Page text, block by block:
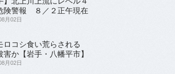
険警報 ８／２正午現在
月02日
ロコシ食い荒らされる
害か【岩手・八幡平市】
月02日